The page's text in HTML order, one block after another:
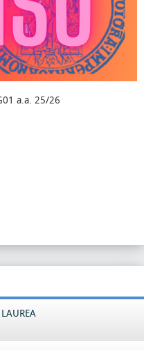
a.a. 25/26